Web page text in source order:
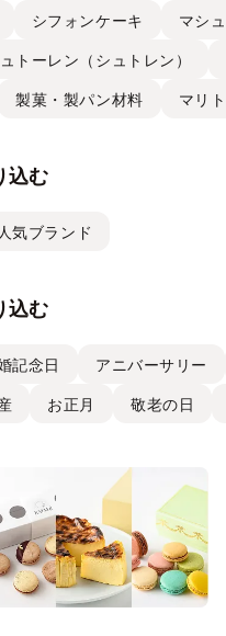
シフォンケーキ マシ
トーレン（シュトレン）
製菓・製パン材料 マリ
込む
人気ブランド
込む
記念日 アニバーサリー
お正月 敬老の日